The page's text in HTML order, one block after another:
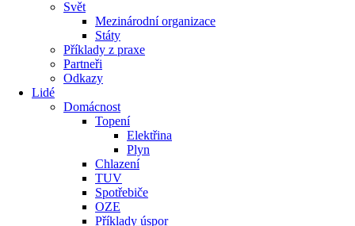
Svět
Mezinárodní organizace
Státy
Příklady z praxe
Partneři
Odkazy
Lidé
Domácnost
Topení
Elektřina
Plyn
Chlazení
TUV
Spotřebiče
OZE
Příklady úspor